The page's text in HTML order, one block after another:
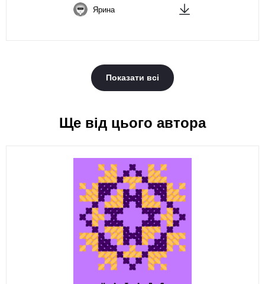
Ярина
Показати всі
Ще від цього автора